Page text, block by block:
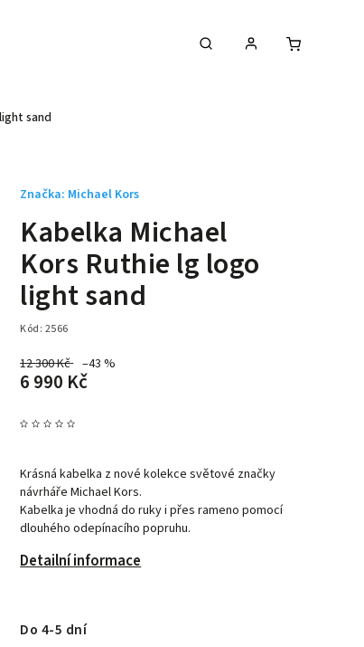
sand
Kabelka Michael
Kors Ruthie lg logo
light sand
Kód: 2566
12 300 Kč –43 %
6 990 Kč
Krásná kabelka z nové kolekce světové značky
návrháře Michael Kors.
Kabelka je vhodná do ruky i přes rameno pomocí
dlouhého odepínacího popruhu.
Detailní informace
Značka: Michael Kors
Do 4-5 dní